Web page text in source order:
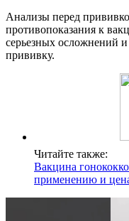
Анализы перед
противопоказания к
серьезных осложнений
прививку.
Читайте также:
Вакцина
применению и